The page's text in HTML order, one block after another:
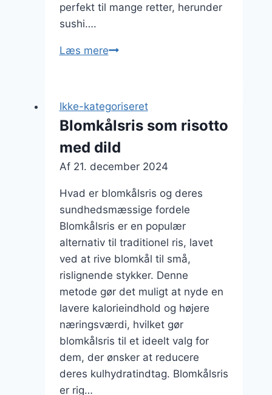
perfekt til mange retter, herunder
sushi….
Læs mereBlomkålsris
stedet
for
ris
Ikke-kategoriseret
Blomkålsris som risotto
med dild
Af 21. december 2024
Hvad er blomkålsris og deres
sundhedsmæssige fordele
Blomkålsris er en populær
alternativ til traditionel ris, lavet
ved at rive blomkål til små,
rislignende stykker. Denne
metode gør det muligt at nyde en
lavere kalorieindhold og højere
næringsværdi, hvilket gør
blomkålsris til et ideelt valg for
dem, der ønsker at reducere
deres kulhydratindtag. Blomkålsris
er rig…